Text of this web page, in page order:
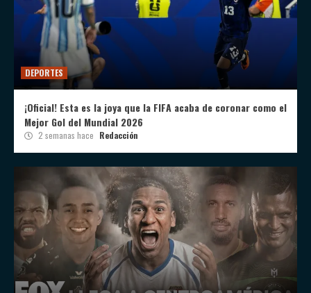
DEPORTES
¡Oficial! Esta es la joya que la FIFA acaba de coronar como el
Mejor Gol del Mundial 2026
2 semanas hace Redacción